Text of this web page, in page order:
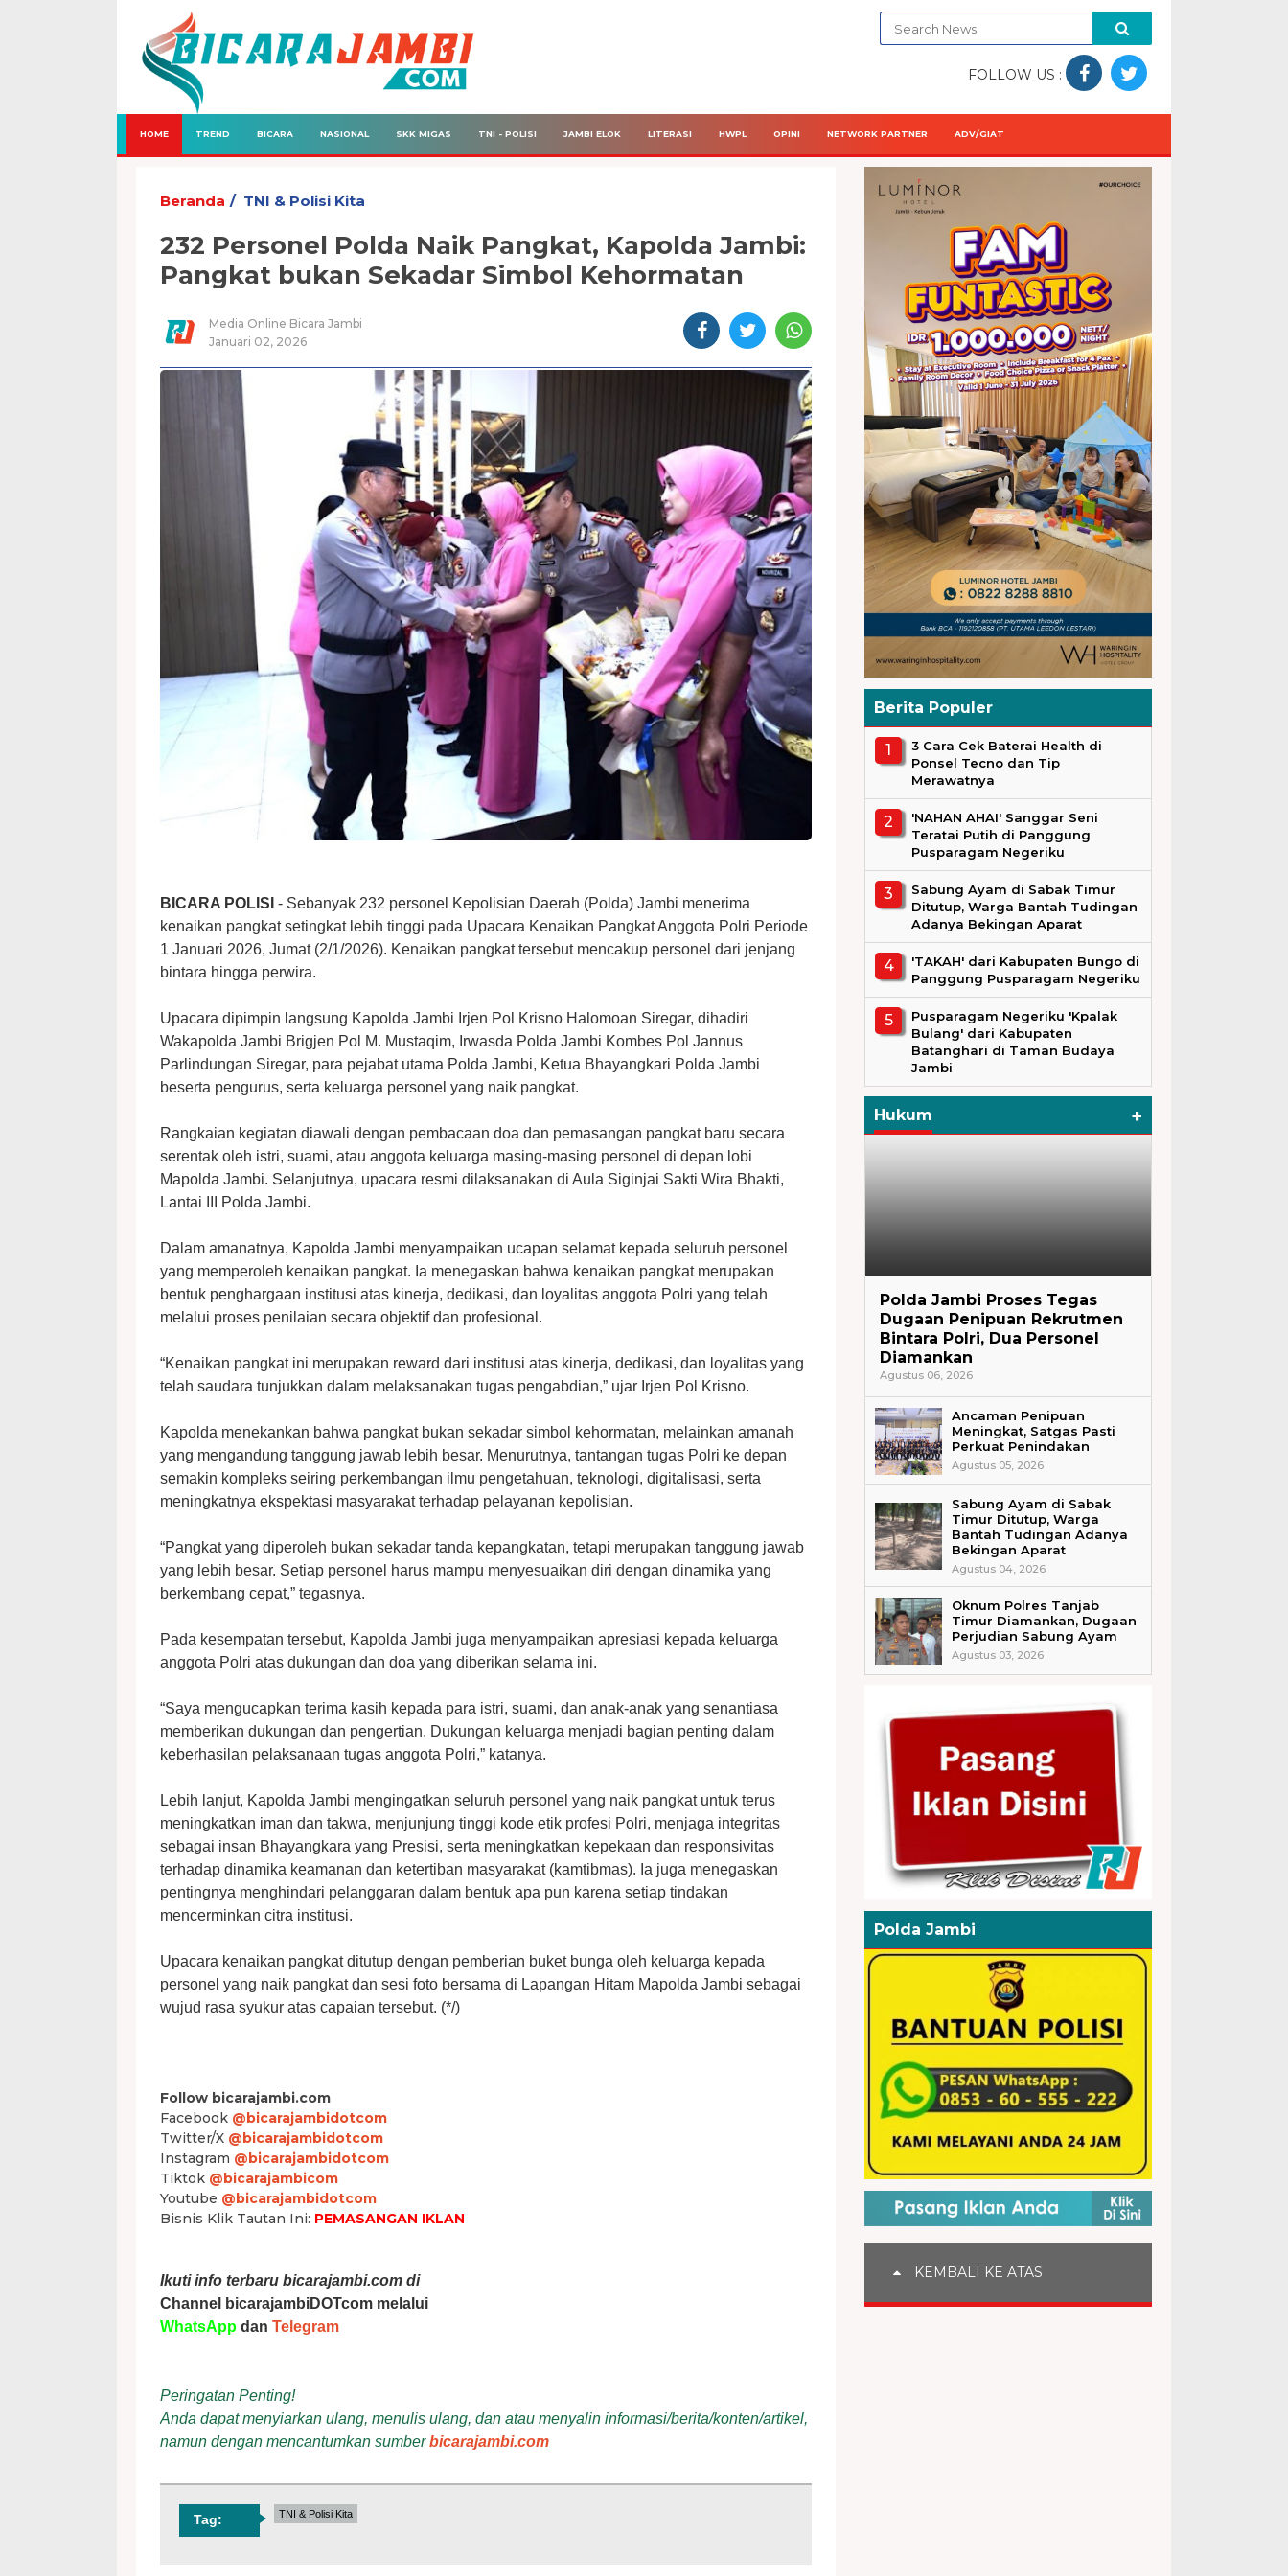
FOLLOW US :
HOME TREND BICARA NASIONAL SKK MIGAS TNI - POLISI JAMBI ELOK LITERASI HWPL OPINI NETWORK PARTNER ADV/GIAT
Beranda TNI & Polisi Kita
232 Personel Polda Naik Pangkat, Kapolda Jambi:
Pangkat bukan Sekadar Simbol Kehormatan
Media Online Bicara Jambi
Januari 02, 2026
BICARA POLISI - Sebanyak 232 personel Kepolisian Daerah (Polda) Jambi menerima
kenaikan pangkat setingkat lebih tinggi pada Upacara Kenaikan Pangkat Anggota Polri Periode
1 Januari 2026, Jumat (2/1/2026). Kenaikan pangkat tersebut mencakup personel dari jenjang
bintara hingga perwira.
Upacara dipimpin langsung Kapolda Jambi Irjen Pol Krisno Halomoan Siregar, dihadiri
Wakapolda Jambi Brigjen Pol M. Mustaqim, Irwasda Polda Jambi Kombes Pol Jannus
Parlindungan Siregar, para pejabat utama Polda Jambi, Ketua Bhayangkari Polda Jambi
beserta pengurus, serta keluarga personel yang naik pangkat.
Rangkaian kegiatan diawali dengan pembacaan doa dan pemasangan pangkat baru secara
serentak oleh istri, suami, atau anggota keluarga masing-masing personel di depan lobi
Mapolda Jambi. Selanjutnya, upacara resmi dilaksanakan di Aula Siginjai Sakti Wira Bhakti,
Lantai III Polda Jambi.
Dalam amanatnya, Kapolda Jambi menyampaikan ucapan selamat kepada seluruh personel
yang memperoleh kenaikan pangkat. Ia menegaskan bahwa kenaikan pangkat merupakan
bentuk penghargaan institusi atas kinerja, dedikasi, dan loyalitas anggota Polri yang telah
melalui proses penilaian secara objektif dan profesional.
“Kenaikan pangkat ini merupakan reward dari institusi atas kinerja, dedikasi, dan loyalitas yang
telah saudara tunjukkan dalam melaksanakan tugas pengabdian,” ujar Irjen Pol Krisno.
Kapolda menekankan bahwa pangkat bukan sekadar simbol kehormatan, melainkan amanah
yang mengandung tanggung jawab lebih besar. Menurutnya, tantangan tugas Polri ke depan
semakin kompleks seiring perkembangan ilmu pengetahuan, teknologi, digitalisasi, serta
meningkatnya ekspektasi masyarakat terhadap pelayanan kepolisian.
“Pangkat yang diperoleh bukan sekadar tanda kepangkatan, tetapi merupakan tanggung jawab
yang lebih besar. Setiap personel harus mampu menyesuaikan diri dengan dinamika yang
berkembang cepat,” tegasnya.
Pada kesempatan tersebut, Kapolda Jambi juga menyampaikan apresiasi kepada keluarga
anggota Polri atas dukungan dan doa yang diberikan selama ini.
“Saya mengucapkan terima kasih kepada para istri, suami, dan anak-anak yang senantiasa
memberikan dukungan dan pengertian. Dukungan keluarga menjadi bagian penting dalam
keberhasilan pelaksanaan tugas anggota Polri,” katanya.
Lebih lanjut, Kapolda Jambi mengingatkan seluruh personel yang naik pangkat untuk terus
meningkatkan iman dan takwa, menjunjung tinggi kode etik profesi Polri, menjaga integritas
sebagai insan Bhayangkara yang Presisi, serta meningkatkan kepekaan dan responsivitas
terhadap dinamika keamanan dan ketertiban masyarakat (kamtibmas). Ia juga menegaskan
pentingnya menghindari pelanggaran dalam bentuk apa pun karena setiap tindakan
mencerminkan citra institusi.
Upacara kenaikan pangkat ditutup dengan pemberian buket bunga oleh keluarga kepada
personel yang naik pangkat dan sesi foto bersama di Lapangan Hitam Mapolda Jambi sebagai
wujud rasa syukur atas capaian tersebut. (*/)
Follow bicarajambi.com
Facebook @bicarajambidotcom
Twitter/X @bicarajambidotcom
Instagram @bicarajambidotcom
Tiktok @bicarajambicom
Youtube @bicarajambidotcom
Bisnis Klik Tautan Ini: PEMASANGAN IKLAN
Ikuti info terbaru bicarajambi.com di
Channel bicarajambiDOTcom melalui
WhatsApp dan Telegram
Peringatan Penting!
Anda dapat menyiarkan ulang, menulis ulang, dan atau menyalin informasi/berita/konten/artikel,
namun dengan mencantumkan sumberbicarajambi.com
Tag: TNI & Polisi Kita
Berita Populer
3 Cara Cek Baterai Health di
Ponsel Tecno dan Tip
Merawatnya
'NAHAN AHAI' Sanggar Seni
Teratai Putih di Panggung
Pusparagam Negeriku
Sabung Ayam di Sabak Timur
Ditutup, Warga Bantah Tudingan
Adanya Bekingan Aparat
'TAKAH' dari Kabupaten Bungo di
Panggung Pusparagam Negeriku
Pusparagam Negeriku 'Kpalak
Bulang' dari Kabupaten
Batanghari di Taman Budaya
Jambi
Hukum +
Polda Jambi Proses Tegas
Dugaan Penipuan Rekrutmen
Bintara Polri, Dua Personel
Diamankan
Agustus 06, 2026
Ancaman Penipuan
Meningkat, Satgas Pasti
Perkuat Penindakan
Agustus 05, 2026
Sabung Ayam di Sabak
Timur Ditutup, Warga
Bantah Tudingan Adanya
Bekingan Aparat
Agustus 04, 2026
Oknum Polres Tanjab
Timur Diamankan, Dugaan
Perjudian Sabung Ayam
Agustus 03, 2026
Polda Jambi
KEMBALI KE ATAS